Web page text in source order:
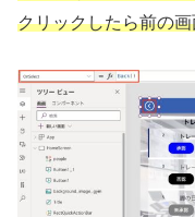
クリックしたら前の